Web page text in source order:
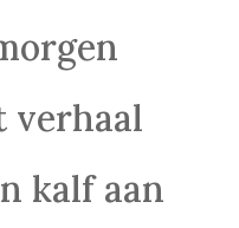
verhaal
kalf aan